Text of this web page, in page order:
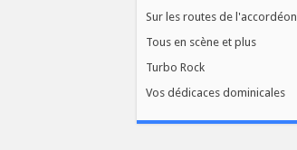
Sur les routes de l'accordéon
Tous en scène et plus
Turbo Rock
Vos dédicaces dominicales